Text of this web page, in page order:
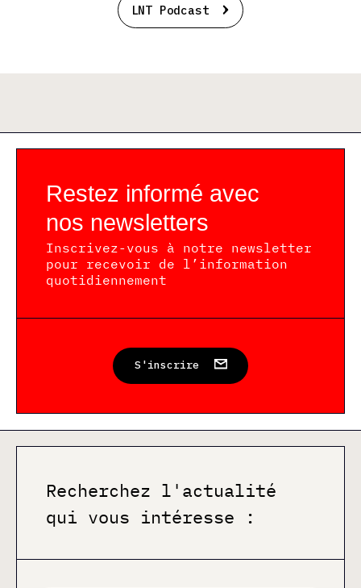
LNT Podcast
Restez informé avec
nos newsletters
Inscrivez-vous à notre newsletter
pour recevoir de l’information
quotidiennement
S'inscrire
Recherchez l'actualité
qui vous intéresse :